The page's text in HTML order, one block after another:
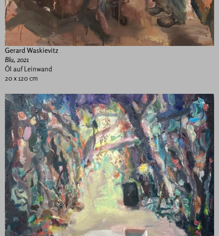
Gerard Waskievitz
Blu, 2021
Öl auf Leinwand
20 x 120 cm